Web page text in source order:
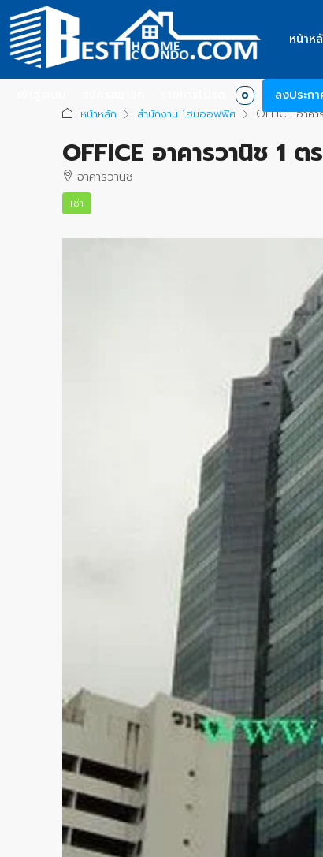
หน้าห
0 ลงประก
หน้าหลัก สำนักงาน โฮมออฟฟิศ OFFICE อาค
OFFICE อาคารวานิช 1
อาคารวานิช
เช่า